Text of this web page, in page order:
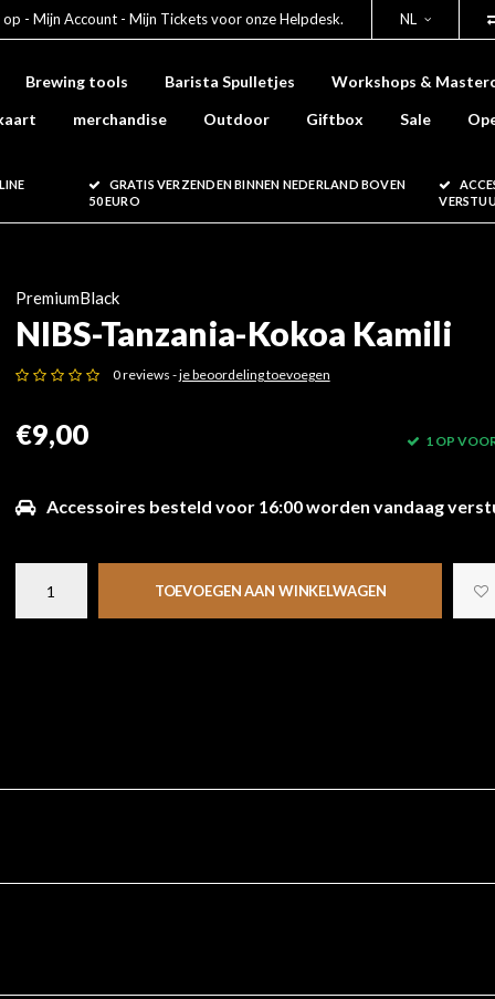
- Mijn Account - Mijn Tickets voor onze Helpdesk. NL
Brewing tools Barista Spulletjes Workshops &
merchandise Outdoor Giftbox Sale
GRATIS VERZENDEN BINNEN NEDERLAND BOVEN
50 EURO
PremiumBlack
NIBS-Tanzania-Kokoa Kamili
0 reviews -je beoordeling toevoegen
€9,00 1 OP
Accessoires besteld voor 16:00 worden vandaag
TOEVOEGEN AAN WINKELWAGEN